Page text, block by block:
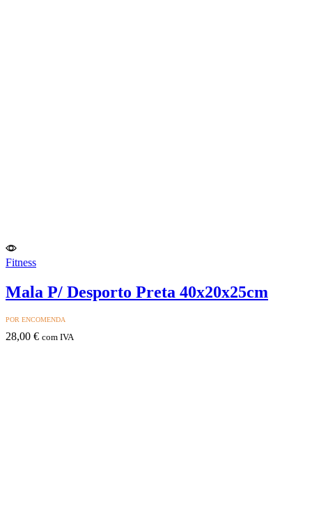
Fitness
Mala P/ Desporto Preta 40x20x25cm
POR ENCOMENDA
28,00 € com IVA